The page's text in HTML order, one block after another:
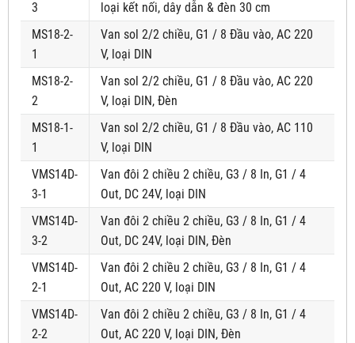
3
loại kết nối, dây dẫn & đèn 30 cm
MS18-2-
1
Van sol 2/2 chiều, G1 / 8 Đầu vào, AC 220
V, loại DIN
MS18-2-
2
Van sol 2/2 chiều, G1 / 8 Đầu vào, AC 220
V, loại DIN, Đèn
MS18-1-
1
Van sol 2/2 chiều, G1 / 8 Đầu vào, AC 110
V, loại DIN
VMS14D-
3-1
Van đôi 2 chiều 2 chiều, G3 / 8 In, G1 / 4
Out, DC 24V, loại DIN
VMS14D-
3-2
Van đôi 2 chiều 2 chiều, G3 / 8 In, G1 / 4
Out, DC 24V, loại DIN, Đèn
VMS14D-
2-1
Van đôi 2 chiều 2 chiều, G3 / 8 In, G1 / 4
Out, AC 220 V, loại DIN
VMS14D-
2-2
Van đôi 2 chiều 2 chiều, G3 / 8 In, G1 / 4
Out, AC 220 V, loại DIN, Đèn